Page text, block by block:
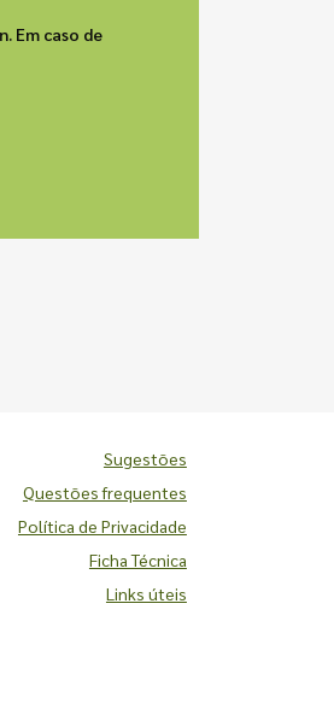
Em caso de
Sugestões
Questões frequentes
Política de Privacidade
Ficha Técnica
Links úteis